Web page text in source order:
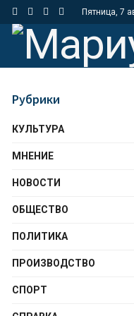
Пятница, 7
Рубрики
КУЛЬТУРА
МНЕНИЕ
НОВОСТИ
ОБЩЕСТВО
ПОЛИТИКА
ПРОИЗВОДСТВО
СПОРТ